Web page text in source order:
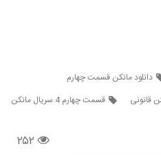
دانلود مانکن قسمت چهارم
قسمت چهارم 4 سریال مانکن
۲۵۲